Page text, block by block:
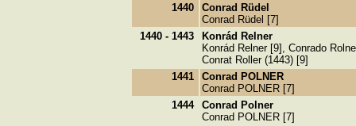
1440
Conrad Rüdel
Conrad Rüdel [7]
1440 - 1443
Konrád Relner
Konrád Relner [9], Conrado
Conrat Roller (1443) [9]
1441
Conrad POLNER
Conrad POLNER [7]
1444 Conrad Polner
Conrad POLNER [7]